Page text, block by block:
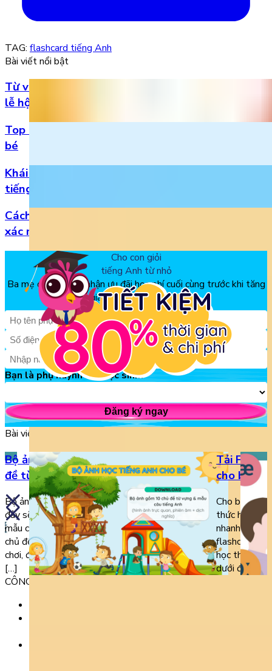
TAG: flashcard tiếng Anh
Bài viết nổi bật
Từ vựng Halloween tiếng Anh: Chuẩn bị cho mùa
lễ hội
Top 5 bài hát 20/11 hay nhất bằng tiếng Anh cho
bé
Khái niệm, phân loại và vị trí của danh từ trong
tiếng Anh
Cách đọc số thập phân trong tiếng Anh chuẩn
xác nhất
Cho con giỏi
tiếng Anh từ nhỏ
Ba mẹ đăng ký để nhận ưu đãi học phí cuối cùng trước khi tăng
giá, chỉ từ 150k/tháng
Bạn là phụ huynh hay học sinh?
Đăng ký ngay
Bài viết liên quan
Bộ ảnh học tiếng Anh cho bé (10 chủ
đề từ vựng, mẫu câu)
Bộ ảnh học tiếng Anh được thầy cô chia sẻ dưới
đây sẽ rất hữu ích đối với việc học từ vựng và
mẫu câu giao tiếp của trẻ. Bộ ảnh bao gồm các
chủ đề quen thuộc như trường học, gia đình, đồ
chơi, động vật, đồ ăn,… Mỗi hình ảnh về từ vựng,
[…]
Tải Free
cho bé
Cho bé học
thức học
nhanh
flashcard
học thì
dưới đây sẽ
CÔNG TY TNHH GIÁO DỤC UNICLASS